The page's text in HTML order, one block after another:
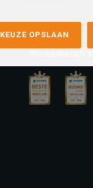
KEUZE OPSLAAN